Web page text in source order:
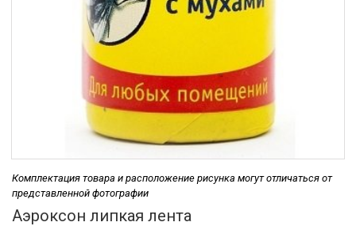
Комплектация товара и расположение рисунка могут отличаться от
представленной фотографии
Аэроксон липкая лента